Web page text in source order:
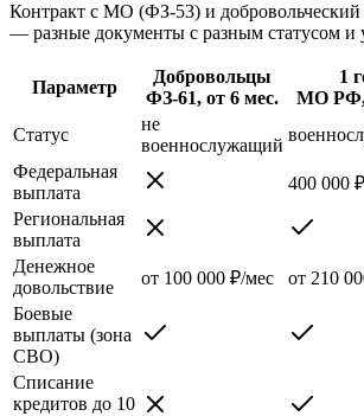
Контракт с МО (ФЗ-53) и
— разные документы с разным статусом и
Параметр
Добровольцы
ФЗ-61, от 6 мес.
1
МО РФ,
Статус
не
военнослужащий
Федеральная
выплата
400 000 ₽
Региональная
выплата
Денежное
довольствие
от 100 000 ₽/мес от 210
Боевые
выплаты (зона
СВО)
Списание
кредитов до 10